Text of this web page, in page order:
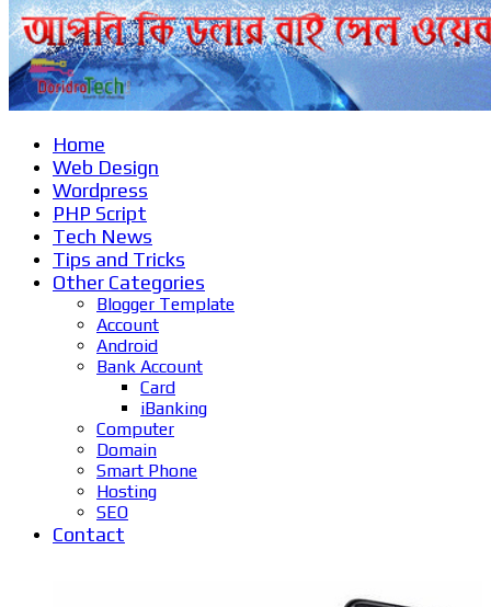
Home
Web Design
Wordpress
PHP Script
Tech News
Tips and Tricks
Other Categories
Blogger Template
Account
Android
Bank Account
Card
iBanking
Computer
Domain
Smart Phone
Hosting
SEO
Contact